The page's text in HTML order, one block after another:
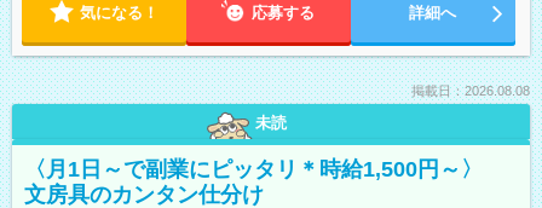
気になる！ 応募する 詳細へ
掲載日：2026.08.08
未読
〈月1日～で副業にピッタリ＊時給1,500円～〉
文房具のカンタン仕分け